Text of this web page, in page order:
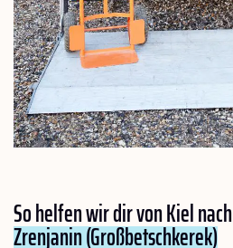
So helfen wir dir von Kiel nach
Zrenjanin (Großbetschkerek)